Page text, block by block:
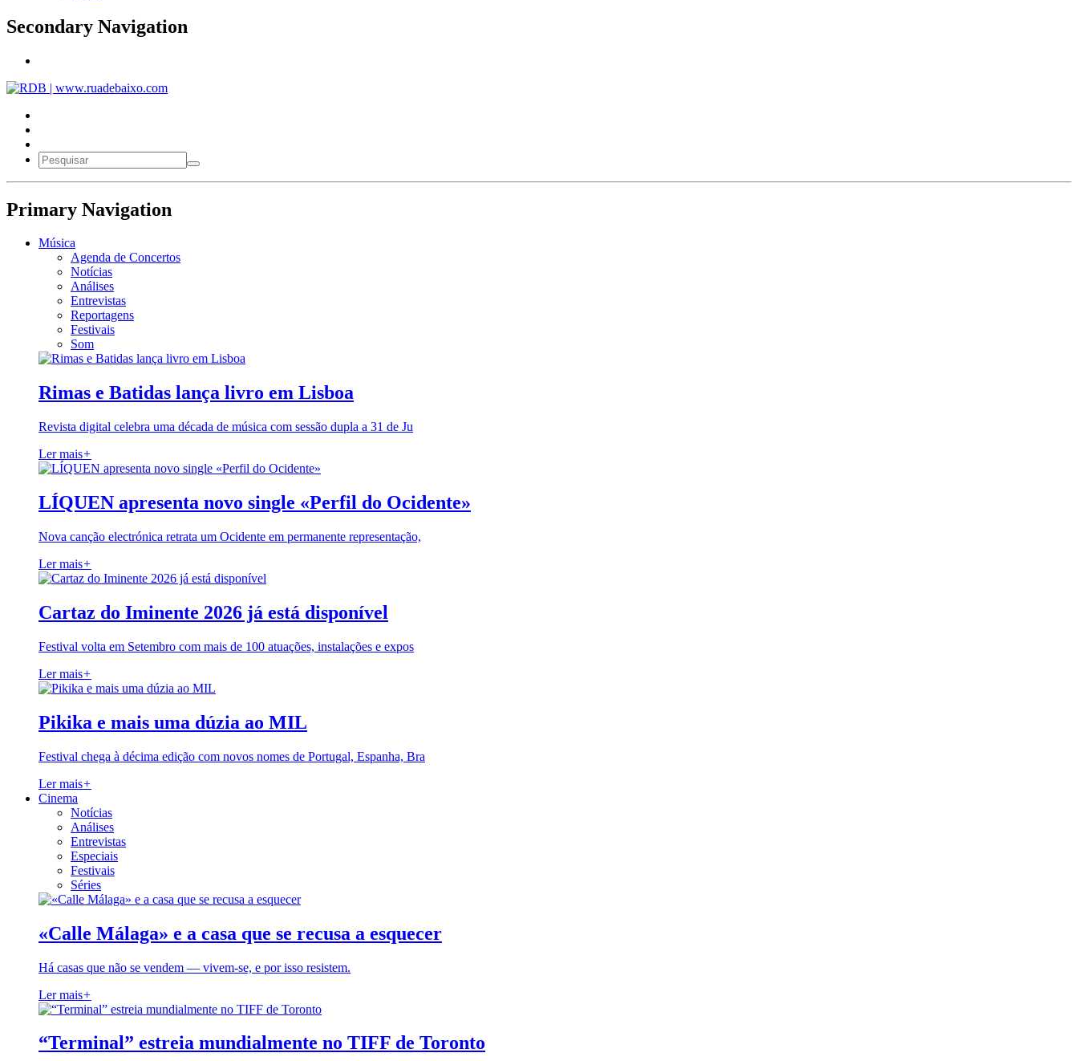
Secondary Navigation
Primary Navigation
Música
Agenda de Concertos
Notícias
Análises
Entrevistas
Reportagens
Festivais
Som
Rimas e Batidas lança livro em Lisboa
Revista digital celebra uma década de música com sessão dupla a 31 de Ju
Ler mais+
LÍQUEN apresenta novo single «Perfil do Ocidente»
Nova canção electrónica retrata um Ocidente em permanente representação,
Ler mais+
Cartaz do Iminente 2026 já está disponível
Festival volta em Setembro com mais de 100 atuações, instalações e expos
Ler mais+
Pikika e mais uma dúzia ao MIL
Festival chega à décima edição com novos nomes de Portugal, Espanha, Bra
Ler mais+
Cinema
Notícias
Análises
Entrevistas
Especiais
Festivais
Séries
«Calle Málaga» e a casa que se recusa a esquecer
Há casas que não se vendem — vivem-se, e por isso resistem.
Ler mais+
“Terminal” estreia mundialmente no TIFF de Toronto